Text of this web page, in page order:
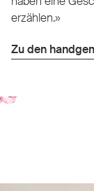
erzählen.»
Zu den